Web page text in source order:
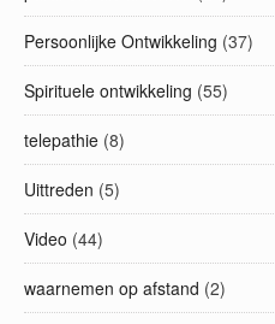
Persoonlijke Ontwikkeling (37)
Spirituele ontwikkeling (55)
telepathie (8)
Uittreden (5)
Video (44)
waarnemen op afstand (2)